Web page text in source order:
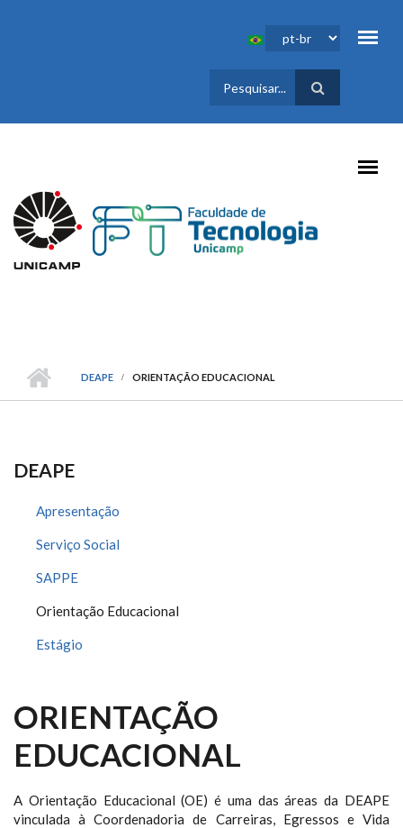
FORMULÁRIO
DE BUSCA
DEAPE ORIENTAÇÃO EDUCACIONAL
DEAPE
Apresentação
Serviço Social
SAPPE
Orientação Educacional
Estágio
ORIENTAÇÃO
EDUCACIONAL
A Orientação Educacional (OE) é uma das áreas da DEAPE
vinculada à Coordenadoria de Carreiras, Egressos e Vida